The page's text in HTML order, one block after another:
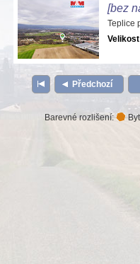
[bez
Teplice
Předchozí
Barevné rozlišení: